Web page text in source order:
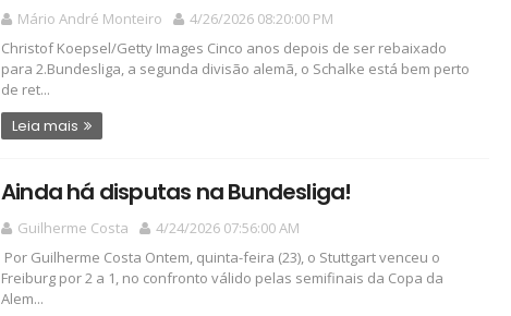
Mário André Monteiro
4/26/2026 08:20:00 PM
Christof Koepsel/Getty Images Cinco anos depois de ser rebaixado
para 2.Bundesliga, a segunda divisão alemã, o Schalke está bem perto
de ret...
Leia mais
Ainda há disputas na Bundesliga!
Guilherme Costa
4/24/2026 07:56:00 AM
Por Guilherme Costa Ontem, quinta-feira (23), o Stuttgart venceu o
Freiburg por 2 a 1, no confronto válido pelas semifinais da Copa da
Alem...